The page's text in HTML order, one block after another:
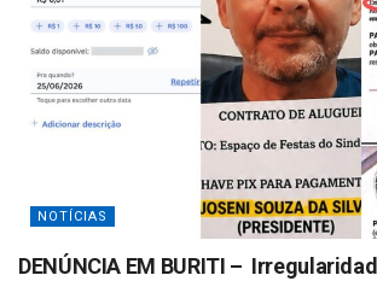
NOTÍCIAS
DENÚNCIA EM BURITI –